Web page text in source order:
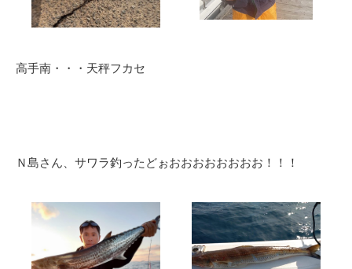
高手南・・・天秤フカセ
Ｎ島さん、サワラ釣ったどぉおおおおおおおお！！！